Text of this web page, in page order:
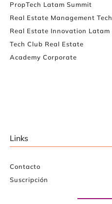
PropTech Latam Summit
Real Estate Management Tech
Real Estate Innovation Latam
Tech Club Real Estate
Academy Corporate
Links
Contacto
Suscripción